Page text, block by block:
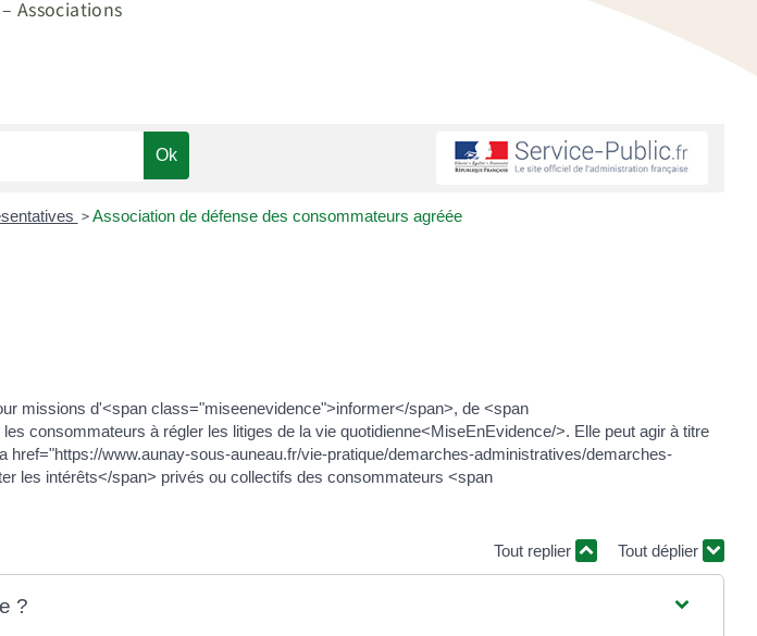
Associations
> Association de défense des consommateurs agréée
missions d'<span class="miseenevidence">informer</span>, de <span
consommateurs à régler les litiges de la vie quotidienne<MiseEnEvidence/>. Elle peut agir à titre
www.aunay-sous-auneau.fr/vie-pratique/demarches-administratives/demarches-
les intérêts</span> privés ou collectifs des consommateurs <span
Tout replier Tout déplier
?